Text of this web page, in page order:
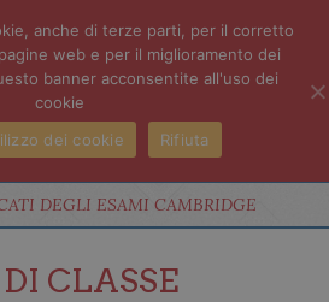
DEGLI ESAMI CAMBRIDGE
CLASSE
anche di terze parti, per il corretto
web e per il miglioramento dei
banner acconsentite all'uso dei
cookie
dei cookie
Rifiuta